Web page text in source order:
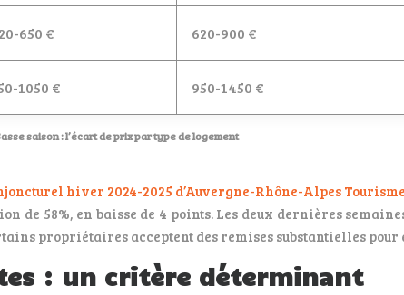
saison : l’écart de prix par type de logement
650 € 620-900 €
1050 € 950-1450 €
hiver 2024-2025 d’Auvergne-Rhône-Alpes Tourisme
de 58%, en baisse de 4 points. Les deux dernières
propriétaires acceptent des remises substantielles
: un critère déterminant